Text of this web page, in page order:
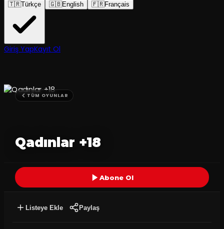
🇹🇷Türkçe 🇬🇧English 🇫🇷Français
Giriş YapKayıt Ol
TÜM OYUNLAR
Qadınlar +18
Abone Ol
Listeye Ekle Paylaş